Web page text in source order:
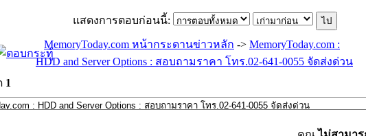
แสดงการตอบก่อนนี้:
MemoryToday.com หน้ากระดานข่าวหลัก -> MemoryToday.com :
HDD and Server Options : สอบถามราคา โทร.02-641-0055 จัดส่งด่วน
1